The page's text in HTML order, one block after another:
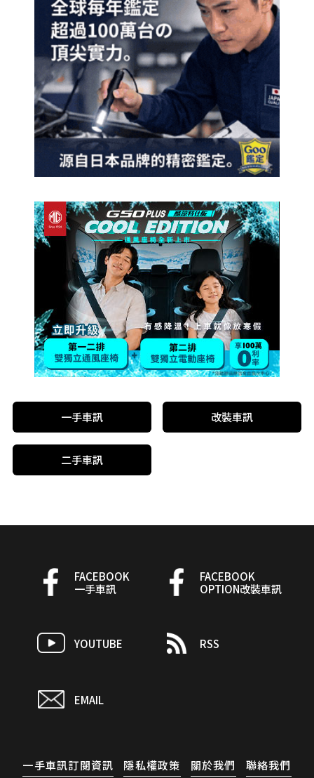
一手車訊 改裝車訊
二手車訊
FACEBOOK
一手車訊
FACEBOOK
OPTION改裝車訊
YOUTUBE RSS
EMAIL
一手車訊訂閱資訊 隱私權政策 關於我們 聯絡我們